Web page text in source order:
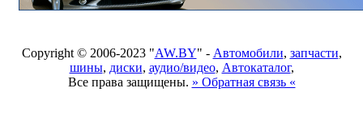
Copyright © 2006-2023 "AW.BY" - Автомобили, запчасти,
шины, диски, аудио/видео, Автокаталог,
Все права защищены. » Обратная связь «